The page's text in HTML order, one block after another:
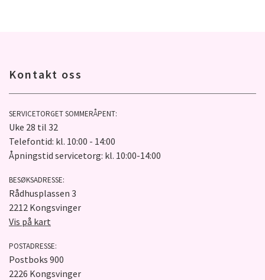
Kontakt oss
SERVICETORGET SOMMERÅPENT:
Uke 28 til 32
Telefontid: kl. 10:00 - 14:00
Åpningstid servicetorg: kl. 10:00-14:00
BESØKSADRESSE:
Rådhusplassen 3
2212 Kongsvinger
Vis på kart
POSTADRESSE:
Postboks 900
2226 Kongsvinger